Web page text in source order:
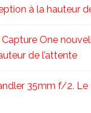
à la hauteur
Capture One
de l’attente
35mm f/2. Le